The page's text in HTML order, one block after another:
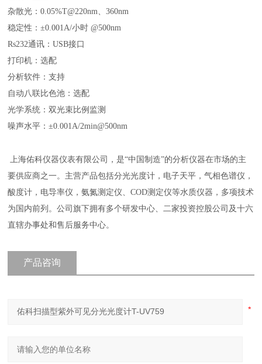
杂散光：0.05%T@220nm、360nm
稳定性：±0.001A/小时 @500nm
Rs232通讯：USB接口
打印机：选配
分析软件：支持
自动八联比色池：选配
光学系统：双光束比例监测
噪声水平：±0.001A/2min@500nm
上海佑科仪器仪表有限公司，是“中国制造”的分析仪器在市场的主
要供应商之一。主营产品包括分光光度计，电子天平，气相色谱仪，
酸度计，电导率仪，氨氮测定仪、COD测定仪等水质仪器，多项技术
为国内前列。公司旗下拥有多个研发中心、二家投资控股公司及十六
直辖办事处和售后服务中心。
产品咨询